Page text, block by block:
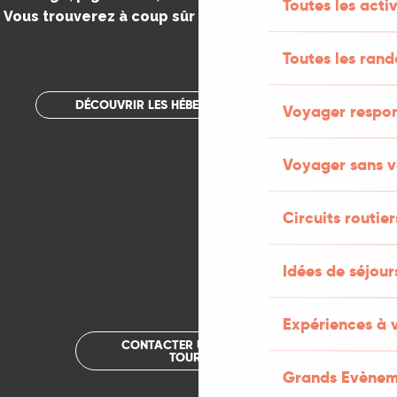
Toutes les
Toutes les
Voyager
Voyager sans
Circuits
Idées de
Expériences à
Grands
Vous trouverez à coup sûr votre bonheur dans le Lot.
.
DÉCOUVRIR LES HÉBERGEMENTS INSOLITES
CONTACTER UN OFFICE DE
TOURISME